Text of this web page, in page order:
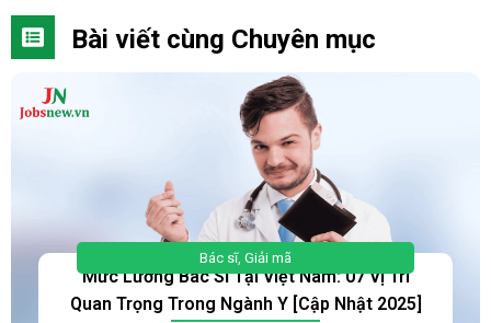
Bài viết cùng Chuyên mục
Bác sĩ, Giải mã
Mức Lương Bác Sĩ Tại Việt Nam: 07 Vị Trí
Quan Trọng Trong Ngành Y [Cập Nhật 2025]